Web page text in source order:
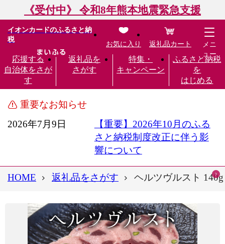
《受付中》 令和8年熊本地震緊急支援
イオンカードのふるさと納
税
応援する
自治体をさが
す
返礼品を
さがす
特集・
キャンペーン
ふるさと納税
を
はじめる
お気に入り 返礼品カート
メニ
ュー
重要なお知らせ
2026年7月9日
【重要】2026年10月のふる
さと納税制度改正に伴う影
響について
HOME 返礼品をさがす ヘルツヴルスト